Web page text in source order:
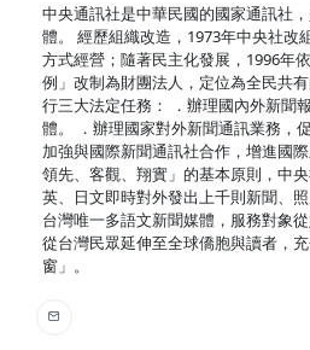
中央通訊社是中華民國的國家通訊社
體。 經歷組織改造，1973年中央社改
方式經營；隨著民主化發展，1996年
例」改制為財團法人，定位為全民共
行三大法定任務： ．辦理國內外新聞
體。 ．辦理國家對外新聞通訊業務，
加強與國際新聞通訊社合作，增進國際
領先、客觀、翔實」的基本原則，中
英、日文即時對外發出上千則新聞、
台灣唯一多語文新聞媒體，服務對象
從台灣民眾延伸至全球僑胞與讀者，
窗」。